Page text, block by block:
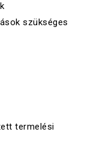
szükséges
termelési